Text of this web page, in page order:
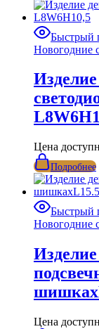
Быстрый
Новогодние
Цена
Подробнее
Быстрый
Новогодние
Цена